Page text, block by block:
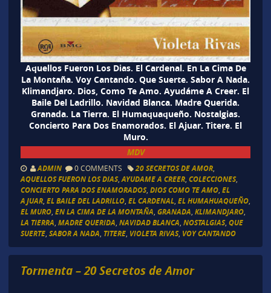
Aquellos Fueron Los Dias. El Cardenal. En La Cima De
La Montaña. Voy Cantando. Que Suerte. Sabor A Nada.
Klimandjaro. Dios, Como Te Amo. Ayudáme A Creer. El
Baile Del Ladrillo. Navidad Blanca. Madre Querida.
Granada. La Tierra. El Humaquaqueño. Nostalgias.
Concierto Para Dos Enamorados. El Ajuar. Titere. El
Muro.
MDV
ADMIN 0 COMMENTS 20 SECRETOS DE AMOR,
AQUELLOS FUERON LOS DIAS, AYUDAME A CREER, COLECCIONES,
CONCIERTO PARA DOS ENAMORADOS, DIOS COMO TE AMO, EL
AJUAR, EL BAILE DEL LADRILLO, EL CARDENAL, EL HUMAHUAQUEÑO,
EL MURO, EN LA CIMA DE LA MONTAÑA GRANADA KLIMANDJARO,
LA TIERRA MADRE QUERIDA NAVIDAD BLANCA NOSTALGIAS, QUE
SUERTE, SABOR A NADA TITERE, VIOLETA RIVAS, VOY CANTANDO
Tormenta – 20 Secretos de Amor